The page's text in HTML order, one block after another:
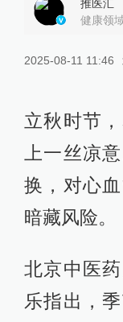
推医汇
健康领
2025-08-11 11:46
立秋时节
上一丝凉
换，对心
暗藏风险。
北京中医
乐指出，